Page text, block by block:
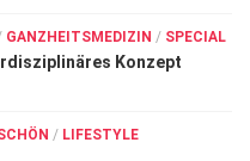
GANZHEITSMEDIZIN / SPECIAL
Konzept
/ LIFESTYLE